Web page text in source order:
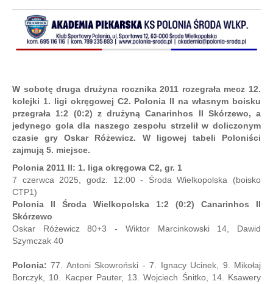
PLAN TRENINGÓW
W sobotę druga drużyna rocznika 2011 rozegrała mecz 12.
kolejki 1. ligi okręgowej C2. Polonia II na własnym boisku
przegrała 1:2 (0:2) z drużyną Canarinhos II Skórzewo, a
jedynego gola dla naszego zespołu strzelił w doliczonym
czasie gry Oskar Różewicz. W ligowej tabeli Poloniści
zajmują 5. miejsce.
Polonia 2011 II: 1. liga okręgowa C2, gr. 1
7 czerwca 2025, godz. 12:00 - Środa Wielkopolska (boisko
CTP1)
Polonia II Środa Wielkopolska 1:2 (0:2) Canarinhos II
Skórzewo
Oskar Różewicz 80+3 - Wiktor Marcinkowski 14, Dawid
Szymczak 40
Polonia: 77. Antoni Skowroński - 7. Ignacy Ucinek, 9. Mikołaj
Borczyk, 10. Kacper Pauter, 13. Wojciech Śnitko, 14. Ksawery